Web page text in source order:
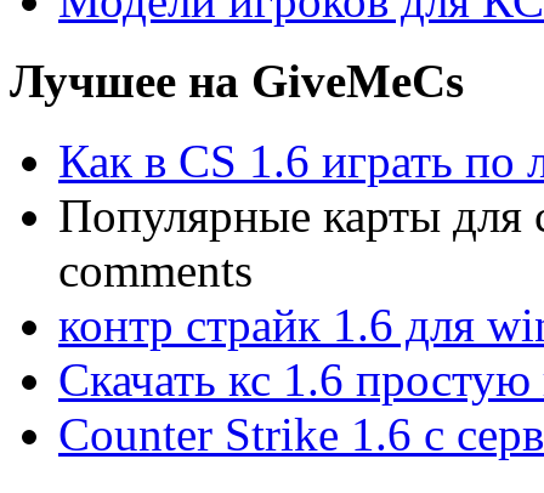
Лучшее на GiveMeCs
Как в CS 1.6 играть по
Популярные карты для
comments
контр страйк 1.6 для
Скачать кс 1.6
Counter Strike 1.6 с